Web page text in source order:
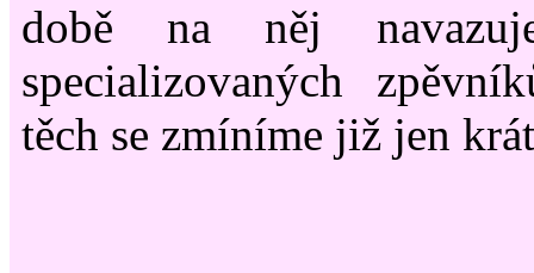
době na něj
specializovaných
těch se zmíníme již jen